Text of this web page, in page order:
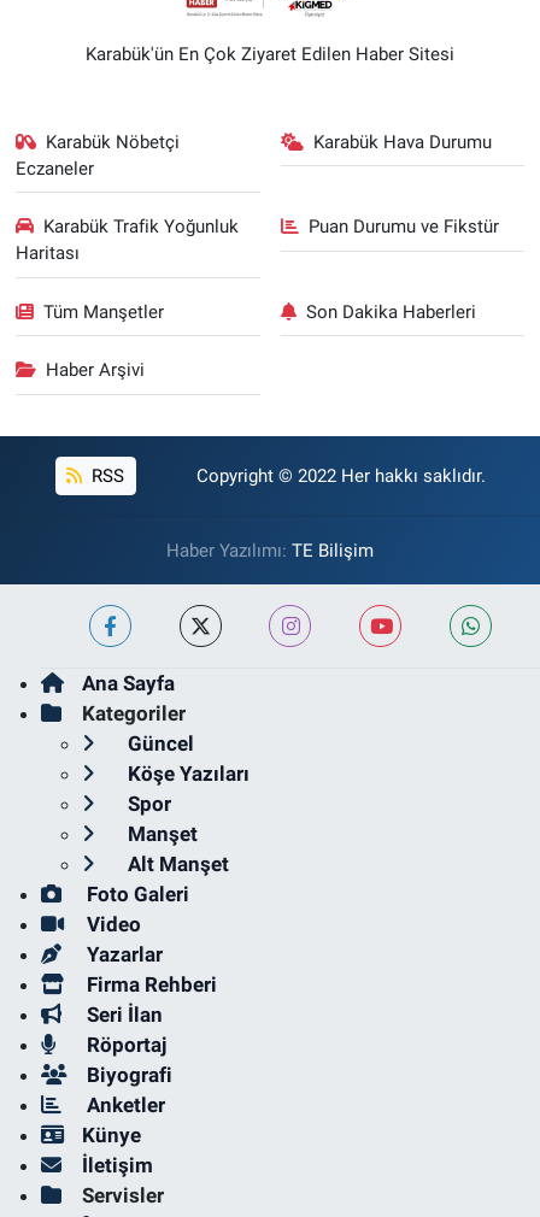
Karabük'ün En Çok Ziyaret Edilen Haber Sitesi
Karabük Nöbetçi
Eczaneler
Karabük Hava Durumu
Karabük Trafik Yoğunluk
Haritası
Puan Durumu ve Fikstür
Tüm Manşetler Son Dakika Haberleri
Haber Arşivi
RSS Copyright © 2022 Her hakkı saklıdır.
Haber Yazılımı: TE Bilişim
Ana Sayfa
Kategoriler
Güncel
Köşe Yazıları
Spor
Manşet
Alt Manşet
Foto Galeri
Video
Yazarlar
Firma Rehberi
Seri İlan
Röportaj
Biyografi
Anketler
Künye
İletişim
Servisler